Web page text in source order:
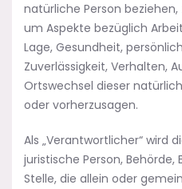
natürliche Person
um Aspekte bezüglich
Lage, Gesundheit,
Zuverlässigkeit, Verhalten,
Ortswechsel dieser
oder vorherzusagen.
Als „Verantwortlicher“ wird
juristische Person,
Stelle, die allein oder